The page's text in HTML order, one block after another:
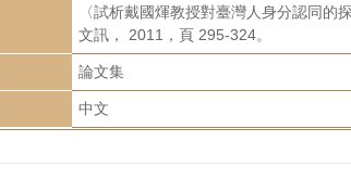
〈試析戴國煇教授對臺灣人身分認同的
文訊， 2011，頁 295-324。
論文集
中文